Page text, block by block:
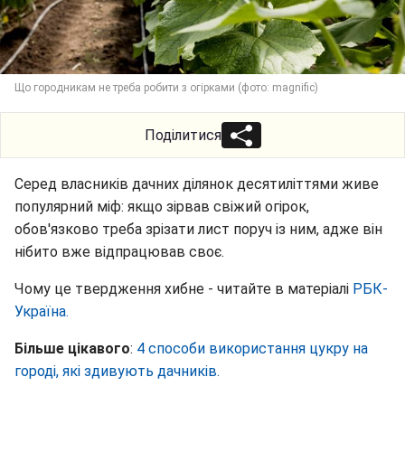
Що городникам не треба робити з огірками (фото: magnific)
Поділитися
Серед власників дачних ділянок десятиліттями живе
популярний міф: якщо зірвав свіжий огірок,
обов'язково треба зрізати лист поруч із ним, адже він
нібито вже відпрацював своє.
Чому це твердження хибне - читайте в матеріалі РБК-
Україна.
Більше цікавого: 4 способи використання цукру на
городі, які здивують дачників.